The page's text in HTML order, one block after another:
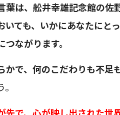
葉は、舩井幸雄記念館の
いても、いかにあなたにと
ながります。
かで、何のこだわりも不足